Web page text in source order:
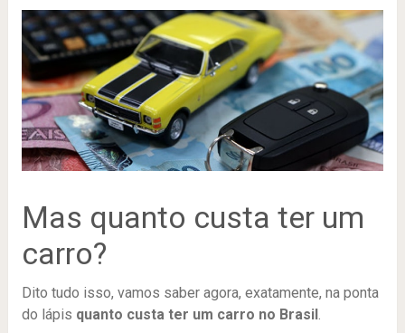
Mas quanto custa ter um
carro?
Dito tudo isso, vamos saber agora, exatamente, na ponta
do lápis quanto custa ter um carro no Brasil .